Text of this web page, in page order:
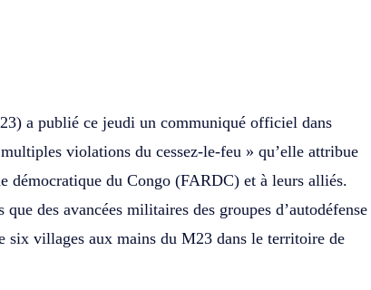
a publié ce jeudi un communiqué officiel dans
violations du cessez-le-feu » qu’elle attribue
démocratique du Congo (FARDC) et à leurs alliés.
des avancées militaires des groupes d’autodéfense
six villages aux mains du M23 dans le territoire de